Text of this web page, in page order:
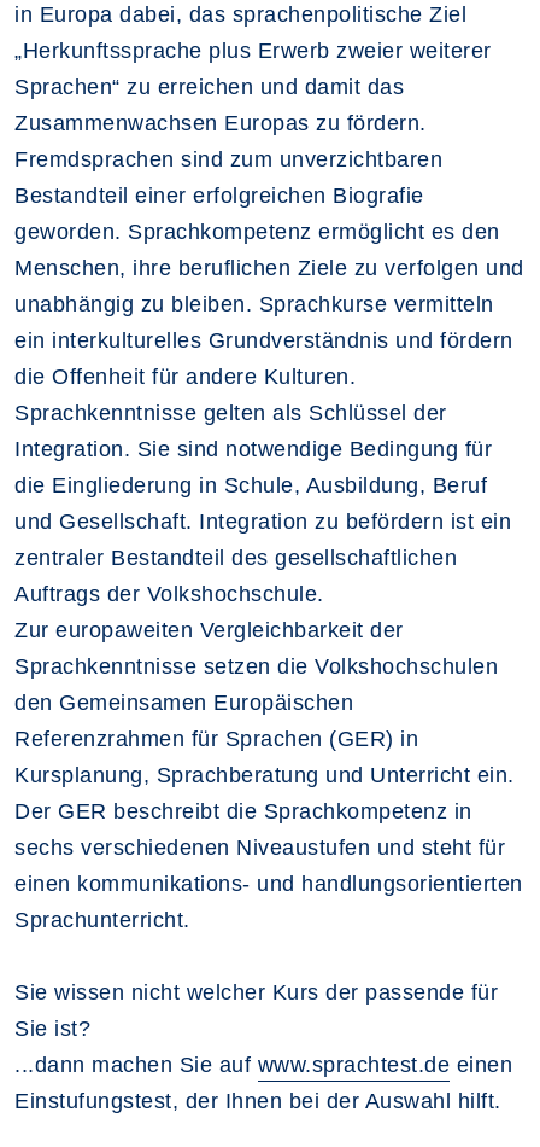
in Europa dabei, das sprachenpolitische Ziel
„Herkunftssprache plus Erwerb zweier weiterer
Sprachen“ zu erreichen und damit das
Zusammenwachsen Europas zu fördern.
Fremdsprachen sind zum unverzichtbaren
Bestandteil einer erfolgreichen Biografie
geworden. Sprachkompetenz ermöglicht es den
Menschen, ihre beruflichen Ziele zu verfolgen und
unabhängig zu bleiben. Sprachkurse vermitteln
ein interkulturelles Grundverständnis und fördern
die Offenheit für andere Kulturen.
Sprachkenntnisse gelten als Schlüssel der
Integration. Sie sind notwendige Bedingung für
die Eingliederung in Schule, Ausbildung, Beruf
und Gesellschaft. Integration zu befördern ist ein
zentraler Bestandteil des gesellschaftlichen
Auftrags der Volkshochschule.
Zur europaweiten Vergleichbarkeit der
Sprachkenntnisse setzen die Volkshochschulen
den Gemeinsamen Europäischen
Referenzrahmen für Sprachen (GER) in
Kursplanung, Sprachberatung und Unterricht ein.
Der GER beschreibt die Sprachkompetenz in
sechs verschiedenen Niveaustufen und steht für
einen kommunikations- und handlungsorientierten
Sprachunterricht.
Sie wissen nicht welcher Kurs der passende für
Sie ist?
...dann machen Sie auf www.sprachtest.de einen
Einstufungstest, der Ihnen bei der Auswahl hilft.